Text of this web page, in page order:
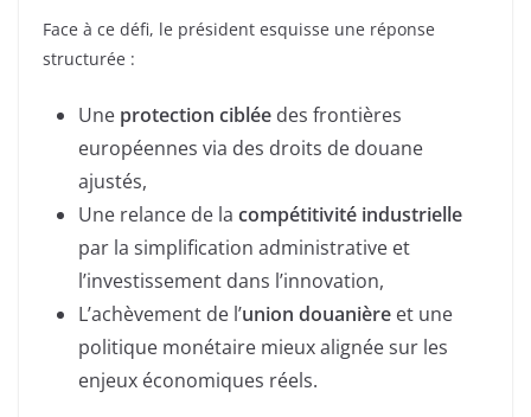
Face à ce défi, le président esquisse une réponse
structurée :
Une protection ciblée des frontières
européennes via des droits de douane
ajustés,
Une relance de la compétitivité industrielle
par la simplification administrative et
l’investissement dans l’innovation,
L’achèvement de l’union douanière et une
politique monétaire mieux alignée sur les
enjeux économiques réels.